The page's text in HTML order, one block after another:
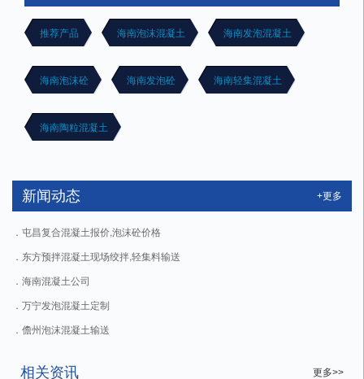
推荐产品 海南泡沫混凝土 海南发泡混凝土
海南泡沫砼 海南发泡砼 海南轻集混凝土
海南陶粒混凝土
新闻动态 +更多
屯昌复合混凝土报价,泡沫砼价格
东方预拌混凝土现场绞拌,轻集料输送
海南混凝土公司
万宁发泡混凝土定制
儋州泡沫混凝土输送
相关资讯 更多>>